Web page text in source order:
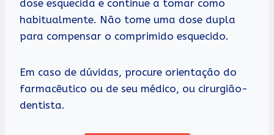
dose esquecida e continue a tomar como
habitualmente. Não tome uma dose dupla
para compensar o comprimido esquecido.
Em caso de dúvidas, procure orientação do
farmacêutico ou de seu médico, ou cirurgião-
dentista.